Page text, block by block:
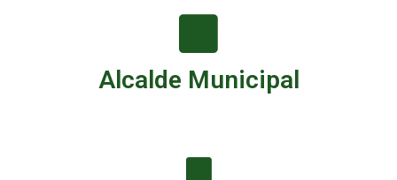
Alcalde Municipal